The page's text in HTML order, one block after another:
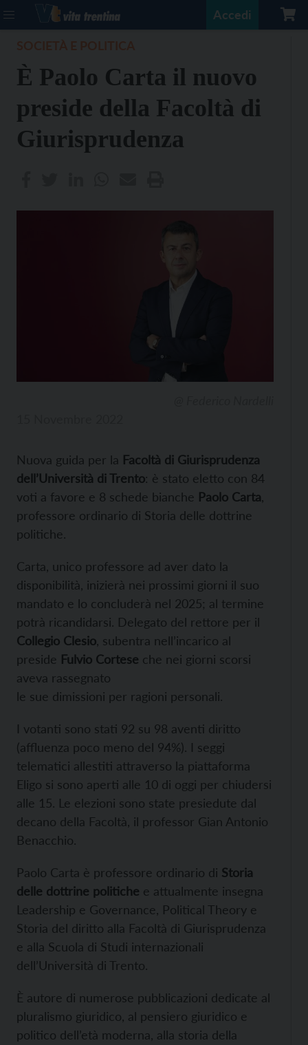
Accedi
È Paolo Carta il nuovo
preside della Facoltà di
Giurisprudenza
Nuova guida per la Facoltà di Giurisprudenza
dell’Università di Trento: è stato eletto con 84
voti a favore e 8 schede bianche Paolo Carta
professore ordinario di Storia delle dottrine
politiche.
Carta, unico professore ad aver dato la
disponibilità, inizierà nei prossimi giorni il suo
mandato e lo concluderà nel 2025; al termine
potrà ricandidarsi. Delegato del rettore per il
Collegio Clesio , subentra nell’incarico al
preside Fulvio Cortese che nei giorni scorsi
aveva rassegnato
le sue dimissioni per ragioni personali.
I votanti sono stati 92 su 98 aventi diritto
(affluenza poco meno del 94%). I seggi
telematici allestiti attraverso la piattaforma
Eligo si sono aperti alle 10 di oggi per chiudersi
alle 15. Le elezioni sono state presiedute dal
decano della Facoltà, il professor Gian Antonio
Benacchio.
Paolo Carta è professore ordinario di Storia
delle dottrine politiche e attualmente insegna
Leadership e Governance, Political Theory e
Storia del diritto alla Facoltà di Giurisprudenza
e alla Scuola di Studi internazionali
dell’Università di Trento.
È autore di numerose pubblicazioni dedicate al
pluralismo giuridico, al pensiero giuridico e
politico dell’età moderna, alla storia della